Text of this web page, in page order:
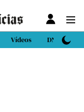
Vídeos DN Sport